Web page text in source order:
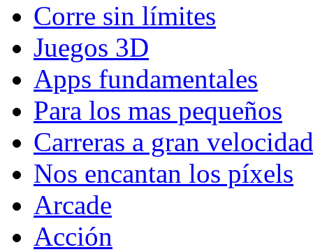
Corre sin límites
Juegos 3D
Apps fundamentales
Para los mas pequeños
Carreras a gran velocidad
Nos encantan los píxels
Arcade
Acción